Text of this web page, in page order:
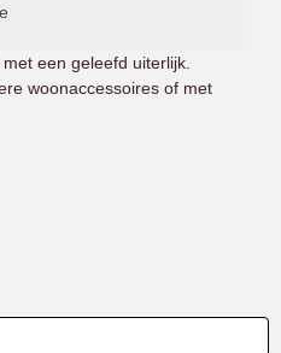
een geleefd uiterlijk.
woonaccessoires of met